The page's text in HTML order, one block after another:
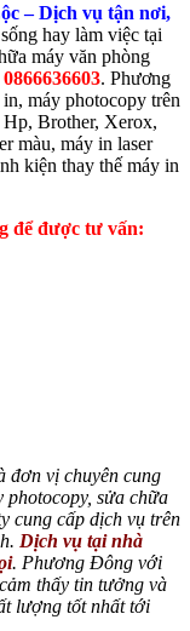
– Dịch vụ tận nơi,
hay làm việc tại
máy văn phòng
. Phương
máy photocopy trên
Brother, Xerox,
màu, máy in laser
kiện thay thế máy in
để được tư vấn:
đơn vị chuyên cung
sửa chữa
cung cấp dịch vụ trên
Dịch vụ tại nhà
. Phương Đông với
thấy tin tưởng và
lượng tốt nhất tới